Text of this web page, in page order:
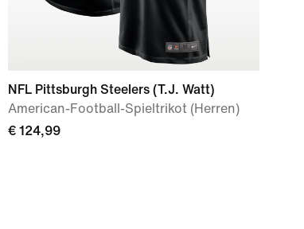
NFL Pittsburgh Steelers (T.J. Watt)
American-Football-Spieltrikot (Herren)
€ 124,99